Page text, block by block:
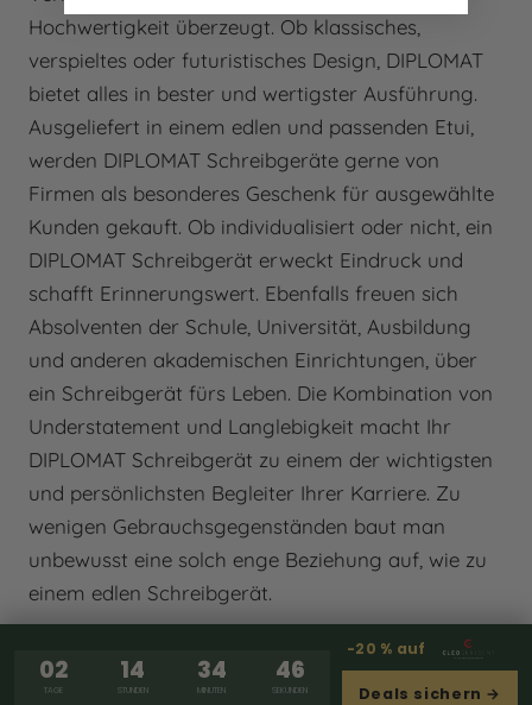
Hochwertigkeit überzeugt. Ob klassisches,
verspieltes oder futuristisches Design, DIPLOMAT
bietet alles in bester und wertigster Ausführung.
Ausgeliefert in einem edlen und passenden Etui,
werden DIPLOMAT Schreibgeräte gerne von
Firmen als besonderes Geschenk für ausgewählte
Kunden gekauft. Ob individualisiert oder nicht, ein
DIPLOMAT Schreibgerät erweckt Eindruck und
schafft Erinnerungswert. Ebenfalls freuen sich
Absolventen der Schule, Universität, Ausbildung
und anderen akademischen Einrichtungen, über
ein Schreibgerät fürs Leben. Die Kombination von
Understatement und Langlebigkeit macht Ihr
DIPLOMAT Schreibgerät zu einem der wichtigsten
und persönlichsten Begleiter Ihrer Karriere. Zu
wenigen Gebrauchsgegenständen baut man
unbewusst eine solch enge Beziehung auf, wie zu
einem edlen Schreibgerät.
02
TAGE
14
STUNDEN
34
MINUTEN
46
SEKUNDEN
-20 % auf
Deals sichern →